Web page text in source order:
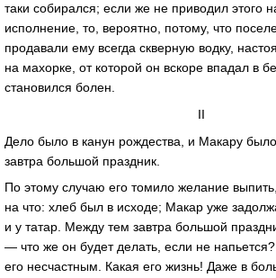
таки собирался; если же не приводил этого
исполнение, то, вероятно, потому, что
продавали ему всегда скверную водку,
на махорке, от которой он вскоре впадал в
становился болен.
II
Дело было в канун рождества, и Макару было
завтра большой праздник.
По этому случаю его томило желание
на что: хлеб был в исходе; Макар уже
и у татар. Между тем завтра большой
— что же он будет делать, если не
его несчастным. Какая его жизнь! Даже в